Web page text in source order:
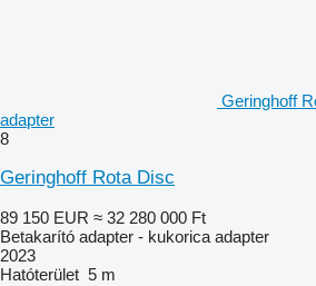
Geringhoff
adapter
8
Geringhoff Rota Disc
89 150 EUR ≈ 32 280 000 Ft
Betakarító adapter - kukorica adapter
2023
Hatóterület 5 m